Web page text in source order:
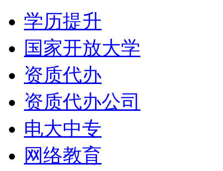
学历提升
国家开放大学
资质代办
资质代办公司
电大中专
网络教育